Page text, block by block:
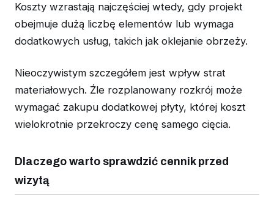
Koszty wzrastają najczęściej wtedy, gdy projekt
obejmuje dużą liczbę elementów lub wymaga
dodatkowych usług, takich jak oklejanie obrzeży.
Nieoczywistym szczegółem jest wpływ strat
materiałowych. Źle rozplanowany rozkrój może
wymagać zakupu dodatkowej płyty, której koszt
wielokrotnie przekroczy cenę samego cięcia.
Dlaczego warto sprawdzić cennik przed
wizytą